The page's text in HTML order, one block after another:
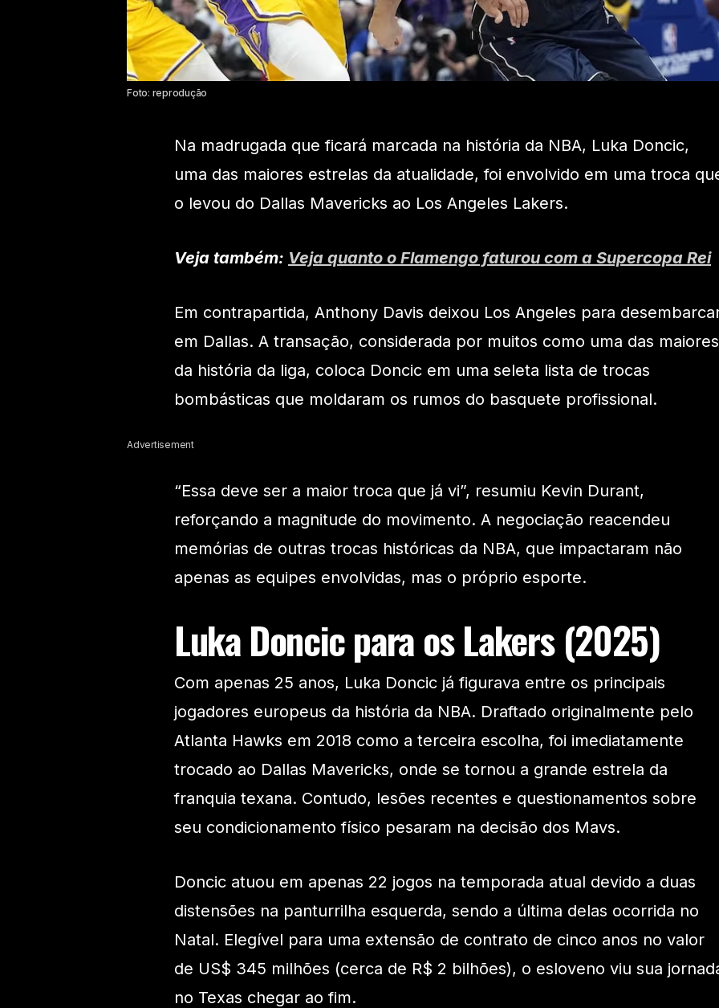
Foto: reprodução
Na madrugada que ficará marcada na história da NBA, Luka Doncic,
uma das maiores estrelas da atualidade, foi envolvido em uma troca
o levou do Dallas Mavericks ao Los Angeles Lakers.
Veja também: Veja quanto o Flamengo faturou com a Supercopa Rei
Em contrapartida, Anthony Davis deixou Los Angeles para
em Dallas. A transação, considerada por muitos como uma das maiores
da história da liga, coloca Doncic em uma seleta lista de trocas
bombásticas que moldaram os rumos do basquete profissional.
Advertisement
“Essa deve ser a maior troca que já vi”, resumiu Kevin Durant,
reforçando a magnitude do movimento. A negociação reacendeu
memórias de outras trocas históricas da NBA, que impactaram não
apenas as equipes envolvidas, mas o próprio esporte.
Luka Doncic para os Lakers (2025)
Com apenas 25 anos, Luka Doncic já figurava entre os principais
jogadores europeus da história da NBA. Draftado originalmente pelo
Atlanta Hawks em 2018 como a terceira escolha, foi imediatamente
trocado ao Dallas Mavericks, onde se tornou a grande estrela da
franquia texana. Contudo, lesões recentes e questionamentos sobre
seu condicionamento físico pesaram na decisão dos Mavs.
Doncic atuou em apenas 22 jogos na temporada atual devido a duas
distensões na panturrilha esquerda, sendo a última delas ocorrida no
Natal. Elegível para uma extensão de contrato de cinco anos no valor
de US$ 345 milhões (cerca de R$ 2 bilhões), o esloveno viu sua
no Texas chegar ao fim.